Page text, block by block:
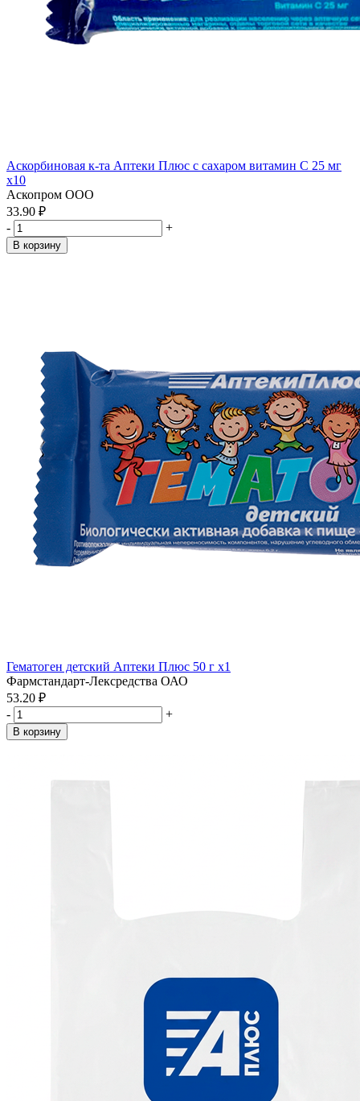
Аскорбиновая к-та Аптеки Плюс с сахаром витамин С 25 мг
x10
Аскопром ООО
33.90 ₽
-
+
В корзину
Гематоген детский Аптеки Плюс 50 г x1
Фармстандарт-Лексредства ОАО
53.20 ₽
-
+
В корзину